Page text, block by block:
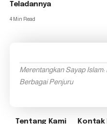
Teladannya
4 Min Read
Merentangkan Sayap
Berbagai Penjuru
Tentang Kami Kontak